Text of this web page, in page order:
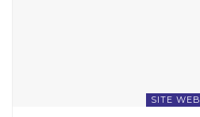
SITE WEB